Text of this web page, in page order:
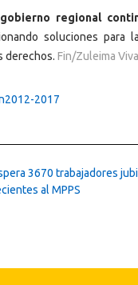
gobierno regional
soluciones para
derechos. Fin/Zuleima
2017
3670 trabajadores
al MPPS